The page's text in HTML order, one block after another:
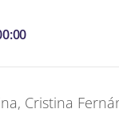
Cristina